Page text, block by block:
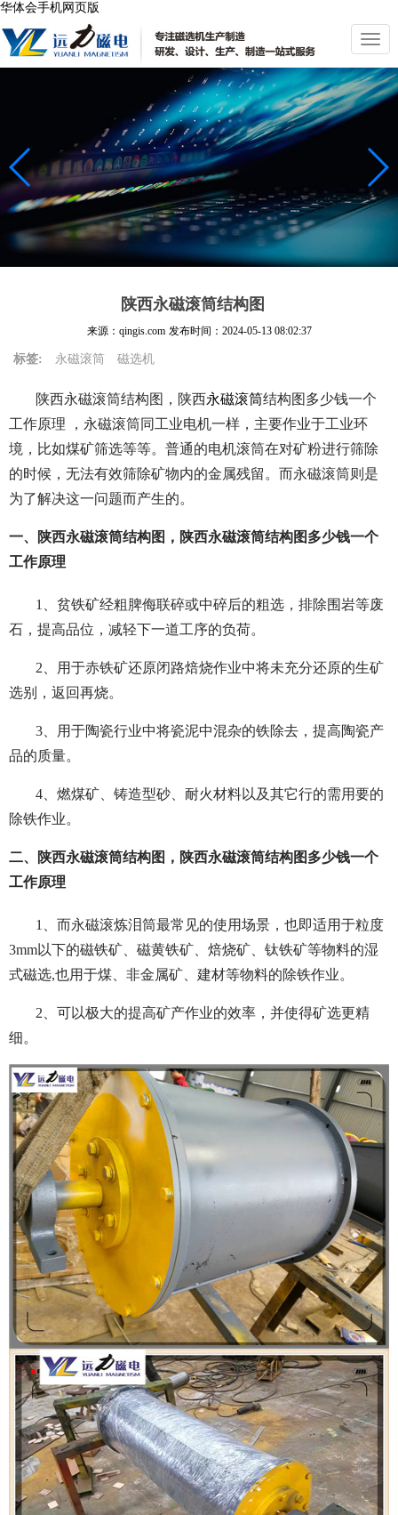
华体会手机网页版
切
换
导
航
陕西永磁滚筒结构图
来源：qingis.com 发布时间： 2024-05-13 08:02:37
标签: 永磁滚筒 磁选机
陕西永磁滚筒结构图，陕西永磁滚筒结构图多少钱一个
工作原理 ，永磁滚筒同工业电机一样，主要作业于工业环
境，比如煤矿筛选等等。普通的电机滚筒在对矿粉进行筛除
的时候，无法有效筛除矿物内的金属残留。而永磁滚筒则是
为了解决这一问题而产生的。
一、陕西永磁滚筒结构图，陕西永磁滚筒结构图多少钱一个
工作原理
1、贫铁矿经粗脾侮联碎或中碎后的粗选，排除围岩等废
石，提高品位，减轻下一道工序的负荷。
2、用于赤铁矿还原闭路焙烧作业中将未充分还原的生矿
选别，返回再烧。
3、用于陶瓷行业中将瓷泥中混杂的铁除去，提高陶瓷产
品的质量。
4、燃煤矿、铸造型砂、耐火材料以及其它行的需用要的
除铁作业。
二、陕西永磁滚筒结构图，陕西永磁滚筒结构图多少钱一个
工作原理
1、而永磁滚炼泪筒最常见的使用场景，也即适用于粒度
3mm以下的磁铁矿、磁黄铁矿、焙烧矿、钛铁矿等物料的湿
式磁选,也用于煤、非金属矿、建材等物料的除铁作业。
2、可以极大的提高矿产作业的效率，并使得矿选更精
细。